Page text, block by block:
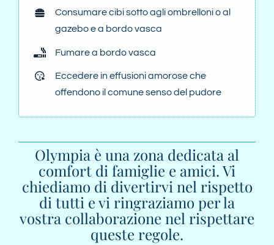
Consumare cibi sotto agli ombrelloni o al
gazebo e a bordo vasca
Fumare a bordo vasca
Eccedere in effusioni amorose che
offendono il comune senso del pudore
Olympia è una zona dedicata al
comfort di famiglie e amici. Vi
chiediamo di divertirvi nel rispetto
di tutti e vi ringraziamo per la
vostra collaborazione nel rispettare
queste regole.